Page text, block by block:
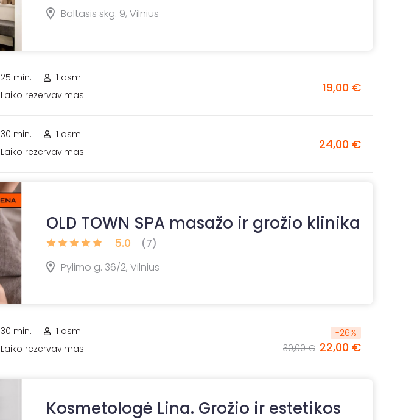
Baltasis skg. 9, Vilnius
25 min.
1 asm.
Laiko rezervavimas
19,00 €
30 min.
1 asm.
Laiko rezervavimas
24,00 €
OLD TOWN SPA masažo ir grožio klinika
5.0
(7)
Pylimo g. 36/2, Vilnius
30 min.
1 asm.
Laiko rezervavimas
-26%
30,00 € 22,00 €
Kosmetologė Lina. Grožio ir estetikos